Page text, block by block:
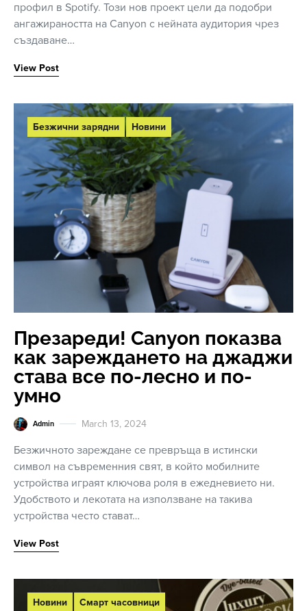
профил в Spotify. Този нов проект цели да подобри
ангажираността на Canyon с нейната аудитория чрез
създаване…
View Post
Безжични зарядни Новини
Презареди! Canyon показва
как зареждането на джаджи
става все по-лесно и по-
умно
Admin March 13, 2024
Безжичното зареждане се превръща в истински
символ на съвременния свят, в който мобилните
устройства играят ключова роля в ежедневието ни.
Удобството и лекотата на използване на такива
устройства често стават…
View Post
Новини Смарт часовници